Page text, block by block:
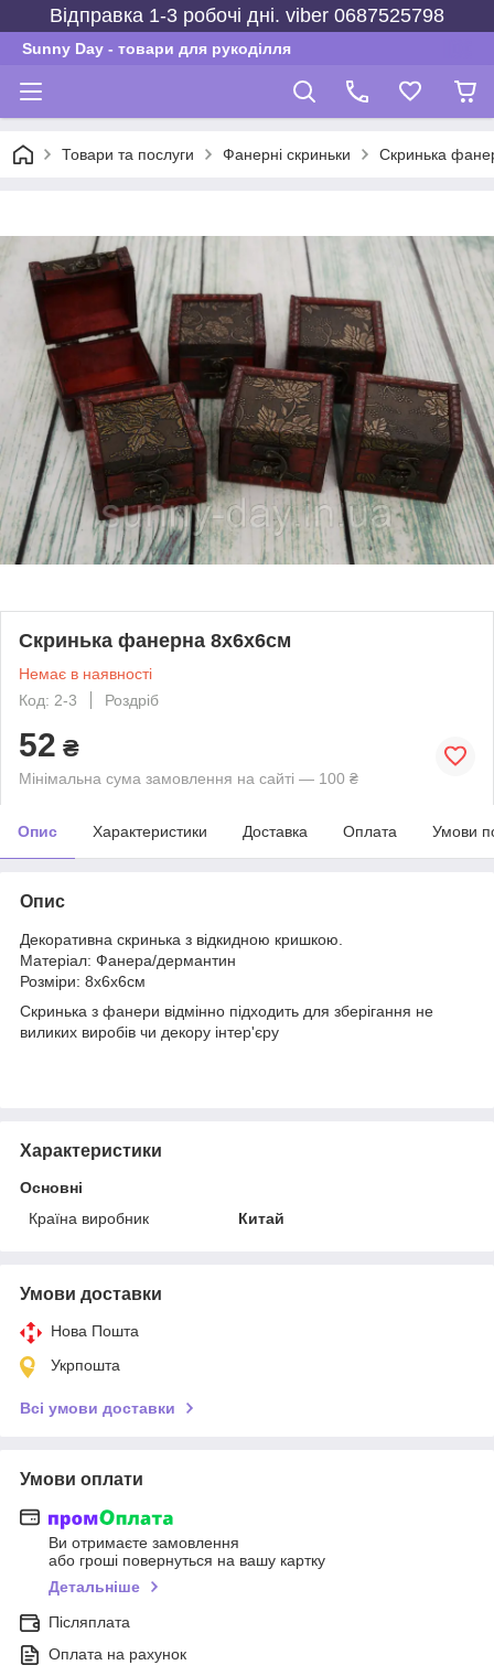
Відправка 1-3 робочі дні. viber 0687525798
Sunny Day - товари для рукоділля
Товари та послуги Фанерні скриньки Скринька
Скринька фанерна 8х6х6см
Немає в наявності
Код: 2-3
Роздріб
52 ₴
Мінімальна сума замовлення на сайті — 100 ₴
Опис Характеристики Доставка Оплата Умови
Опис
Декоративна скринька з відкидною кришкою.
Матеріал: Фанера/дермантин
Розміри: 8х6х6см
Скринька з фанери відмінно підходить для зберігання не
виликих виробів чи декору інтер'єру
Характеристики
Основні
Країна виробник
Китай
Умови доставки
Нова Пошта
Укрпошта
Всі умови доставки
Умови оплати
Ви отримаєте замовлення
або гроші повернуться на вашу картку
Детальніше
Післяплата
Оплата на рахунок